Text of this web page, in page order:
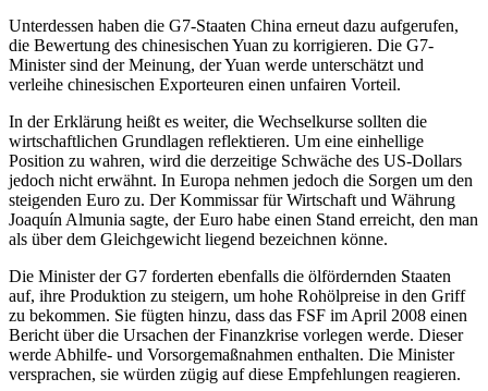
Unterdessen haben die G7-Staaten China erneut dazu aufgerufen,
die Bewertung des chinesischen Yuan zu korrigieren. Die G7-
Minister sind der Meinung, der Yuan werde unterschätzt und
verleihe chinesischen Exporteuren einen unfairen Vorteil.
In der Erklärung heißt es weiter, die Wechselkurse sollten die
wirtschaftlichen Grundlagen reflektieren. Um eine einhellige
Position zu wahren, wird die derzeitige Schwäche des US-Dollars
jedoch nicht erwähnt. In Europa nehmen jedoch die Sorgen um den
steigenden Euro zu. Der Kommissar für Wirtschaft und Währung
Joaquín Almunia sagte, der Euro habe einen Stand erreicht, den man
als über dem Gleichgewicht liegend bezeichnen könne.
Die Minister der G7 forderten ebenfalls die ölfördernden Staaten
auf, ihre Produktion zu steigern, um hohe Rohölpreise in den Griff
zu bekommen. Sie fügten hinzu, dass das FSF im April 2008 einen
Bericht über die Ursachen der Finanzkrise vorlegen werde. Dieser
werde Abhilfe- und Vorsorgemaßnahmen enthalten. Die Minister
versprachen, sie würden zügig auf diese Empfehlungen reagieren.